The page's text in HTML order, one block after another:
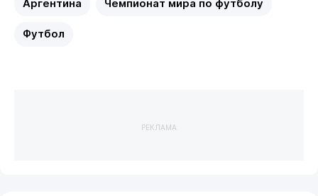
Аргентина Чемпионат мира по футболу
Футбол
РЕКЛАМА